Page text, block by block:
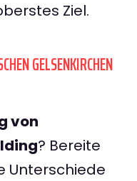
Ziel.
GELSENKIRCHEN
von
? Bereite
Unterschiede